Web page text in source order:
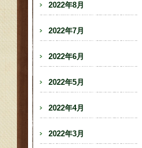
2022年8月
2022年7月
2022年6月
2022年5月
2022年4月
2022年3月